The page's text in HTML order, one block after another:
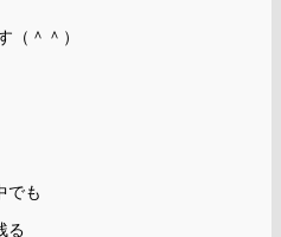
（＾＾）
でも
る